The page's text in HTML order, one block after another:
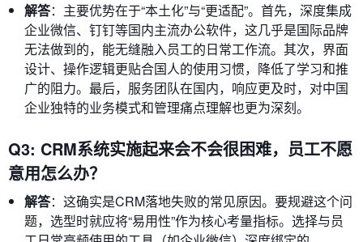
解答：主要优势在于“本土化”与“更适配”。首先，深度集成
企业微信、钉钉等国内主流办公软件，这几乎是国际品牌
无法做到的，能无缝融入员工的日常工作流。其次，界面
设计、操作逻辑更贴合国人的使用习惯，降低了学习和推
广的阻力。最后，服务团队在国内，响应更及时，对中国
企业独特的业务模式和管理痛点理解也更为深刻。
Q3: CRM系统实施起来会不会很困难，员工不愿
意用怎么办？
解答：这确实是CRM落地失败的常见原因。要规避这个问
题，选型时就应将“易用性”作为核心考量指标。选择与员